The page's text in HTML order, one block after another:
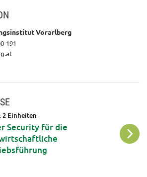
Vorarlberg
191
2 Einheiten
Security für die